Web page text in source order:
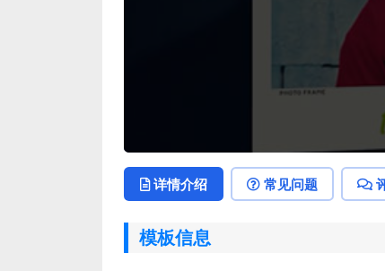
详情介绍 常见问题
模板信息